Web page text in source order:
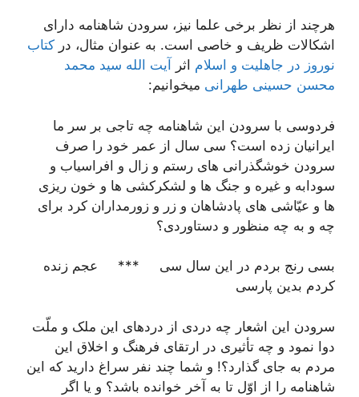
هرچند از نظر برخی علما نیز، سرودن شاهنامه دارای
اشکالات ظریف و خاصی است. به عنوان مثال، در کتاب
نوروز در جاهلیت و اسلام اثر
آیت الله سید محمد
محسن حسینی طهرانی میخوانیم:
فردوسی با سرودن این شاهنامه چه تاجی بر سر ما
ایرانیان زده است؟ سی سال از عمر خود را صرف
سرودن خوشگذرانی های رستم و زال و افراسیاب و
سودابه و غیره و جنگ ها و لشکرکشی ها و خون ریزی
ها و عیّاشی های پادشاهان و زر و زورمداران کرد برای
چه و به چه منظور و دستاوردی؟
بسی رنج بردم در این سال سی *** عجم زنده
کردم بدین پارسی
سرودن این اشعار چه دردی از دردهای این ملک و ملّت
دوا نمود و چه تأثیری در ارتقای فرهنگ و اخلاق این
مردم به جای گذارد؟! و شما چند نفر سراغ دارید که این
شاهنامه را از اوّل تا به آخر خوانده باشد؟ و یا اگر